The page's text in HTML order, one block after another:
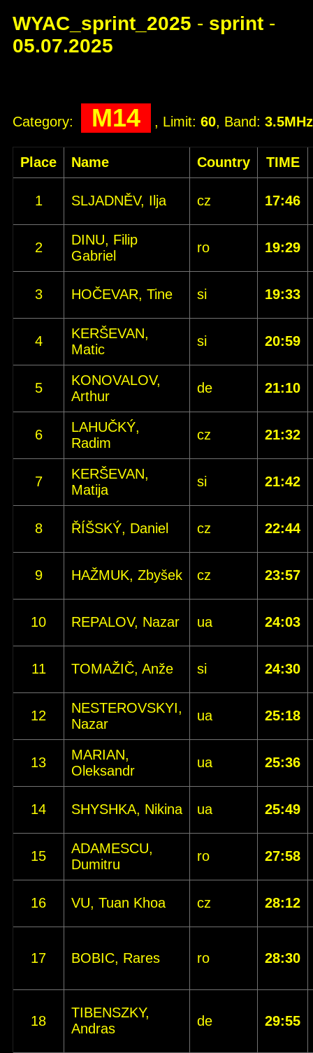
WYAC_sprint_2025 - sprint -
05.07.2025
Category: M14 , Limit: 60, Band: 3.5MHz
Place Name Country TIME
1 SLJADNĚV, Ilja cz 17:46
2
DINU, Filip
Gabriel
ro 19:29
3 HOČEVAR, Tine si 19:33
4
KERŠEVAN,
Matic
si 20:59
5
KONOVALOV,
Arthur
de 21:10
6
LAHUČKÝ,
Radim
cz 21:32
7
KERŠEVAN,
Matija
si 21:42
8 ŘÍŠSKÝ, Daniel cz 22:44
9 HAŽMUK, Zbyšek cz 23:57
10 REPALOV, Nazar ua 24:03
11 TOMAŽIČ, Anže si 24:30
12
NESTEROVSKYI,
Nazar
ua 25:18
13
MARIAN,
Oleksandr
ua 25:36
14 SHYSHKA, Nikina ua 25:49
15
ADAMESCU,
Dumitru
ro 27:58
16 VU, Tuan Khoa cz 28:12
17 BOBIC, Rares ro 28:30
18
TIBENSZKY,
Andras
de 29:55